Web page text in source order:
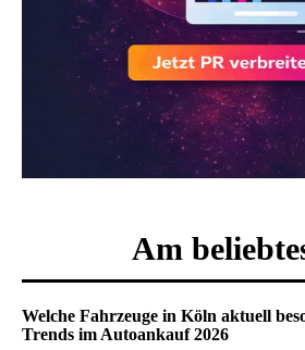
Am
Welche Fahrzeuge in Köln aktuell
Trends im Autoankauf 2026